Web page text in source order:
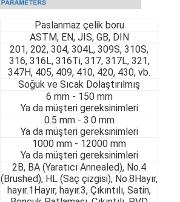
Paslanmaz çelik boru
ASTM, EN, JIS, GB, DIN
201, 202, 304, 304L, 309S, 310S,
316, 316L, 316Ti, 317, 317L, 321,
347H, 405, 409, 410, 420, 430, vb.
Soğuk ve Sıcak Dolaştırılmış
6 mm - 150 mm
Ya da müşteri gereksinimleri
0.5 mm - 3.0 mm
Ya da müşteri gereksinimleri
1000 mm - 12000 mm
Ya da müşteri gereksinimleri
2B, BA (Yaratıcı Annealed), No.4
(Brushed), HL (Saç çizgisi), No.8Hayır,
hayır.1Hayır, hayır.3, Çıkıntılı, Satin,